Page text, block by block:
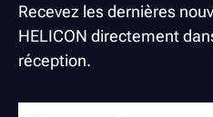
Recevez les dernières
HELICON directement
réception.